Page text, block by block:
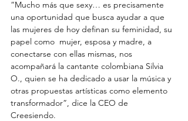
“Mucho más que sexy… es precisamente
una oportunidad que busca ayudar a que
las mujeres de hoy definan su feminidad, su
papel como  mujer, esposa y madre, a
conectarse con ellas mismas, nos
acompañará la cantante colombiana Silvia
O., quien se ha dedicado a usar la música y
otras propuestas artísticas como elemento
transformador”, dice la CEO de
Creesiendo.